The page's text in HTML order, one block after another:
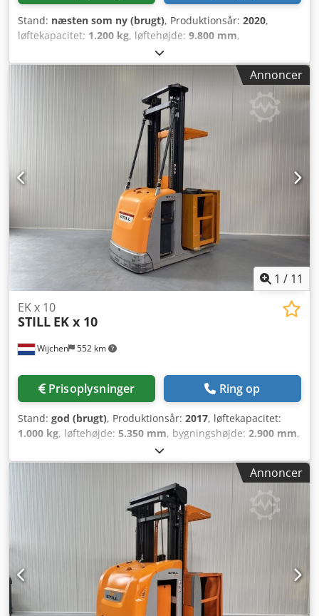
Stand: næsten som ny (brugt), Produktionsår: 2020,
løftekapacitet: 1.200 kg, løftehøjde: 9.800 mm,
, driftstimer:
brændstoftype:elektrisk, mastetype:triplex, Producent +
model: JUNGHEINRICH EKS 412 s Mast: Z + i - 3F9800 ID:
25114.5387 Kategori: Brugt Mast: Triplex (3F) Sænket højde:
3830 mm Løftehøjde: 9800 mm Kapacitet: 1200 kg
Platformhøjde: 9000 mm Plukke højde: 10600 mm
Initialisering: Ja Kabinebredde: 1300 mm År: 2020 Codpfjzq
Uixjx Ag Toha Timer: 4672 timer Kapacitet: 48V / 620 Ah
Ekstraudstyr: - Triplex mast - FFL - SIKKERHEDS døre med
tilt funktion!! - PSA - Blå spot - Justerbare gafler -
Induktions- / ledningsstyring
Annoncer
1 / 11
Wijchen 552 km
EK x 10
STILL EK x 10
Prisoplysninger Ring op
Stand: god (brugt), Produktionsår: 2017, løftekapacitet:
1.000 kg, løftehøjde: 5.350 mm, bygningshøjde: 2.900 mm,
, brændstoftype:
model: STILL EK-X 10 Mast: 2W5350 ID: 25100.3210
Kategori: Brugt Mast: 2W Laveste højde: 2900 mm
Løftehøjde: 5350 mm Kapacitet: 1000 kg Platformhøjde:
4750 mm Plukkehøjde: 6350 mm Initialløft: Ja
Kabinebredde: 1200 mm Årgang: 2017 Timer: 3324 timer
Cjdpfezq Uirjx Ag Teha Kapacitet: 24 v / 560 ah - årg. 2019
Annoncer